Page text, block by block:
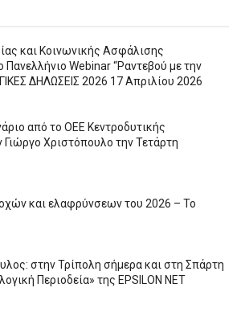
και Κοινωνικής Ασφάλισης
Webinar “Ραντεβού με την
ΔΗΛΩΣΕΙΣ 2026 17 Απριλίου 2026
από το ΟΕΕ Κεντροδυτικής
Γιώργο Χριστόπουλο την Τετάρτη
και ελαφρύνσεων του 2026 – Το
στην Τρίπολη σήμερα και στη Σπάρτη
Περιοδεία» της EPSILON NET